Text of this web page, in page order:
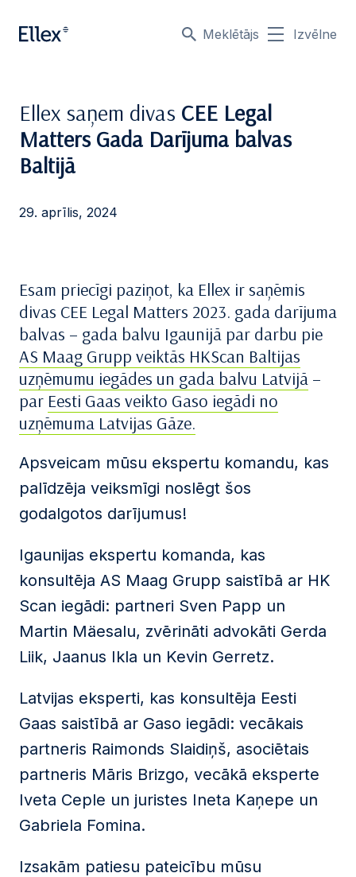
Meklētājs Izvēlne
Ellex saņem divas CEE Legal
Matters Gada Darījuma balvas
Baltijā
29. aprīlis, 2024
Esam priecīgi paziņot, ka Ellex ir saņēmis
divas CEE Legal Matters 2023. gada darījuma
balvas – gada balvu Igaunijā par darbu pie
AS Maag Grupp veiktās HKScan Baltijas
uzņēmumu iegādes un gada balvu Latvijā –
par Eesti Gaas veikto Gaso iegādi no
uzņēmuma Latvijas Gāze.
Apsveicam mūsu ekspertu komandu, kas
palīdzēja veiksmīgi noslēgt šos
godalgotos darījumus!
Igaunijas ekspertu komanda, kas
konsultēja AS Maag Grupp saistībā ar HK
Scan iegādi: partneri Sven Papp un
Martin Mäesalu, zvērināti advokāti Gerda
Liik, Jaanus Ikla un Kevin Gerretz.
Latvijas eksperti, kas konsultēja Eesti
Gaas saistībā ar Gaso iegādi: vecākais
partneris Raimonds Slaidiņš, asociētais
partneris Māris Brizgo, vecākā eksperte
Iveta Ceple un juristes Ineta Kaņepe un
Gabriela Fomina.
Izsakām patiesu pateicību mūsu